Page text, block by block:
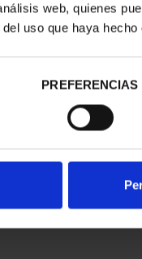
web, quienes
uso que haya
PREFERENCIAS
DE
1
€
registrados